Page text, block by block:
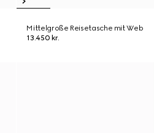
Mittelgroße Reisetasche mit Web
13.450 kr.